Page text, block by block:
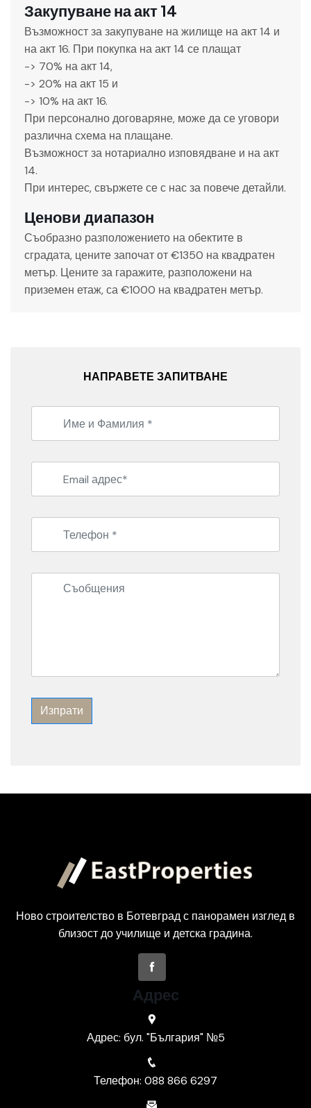
Закупуване на акт 14
Възможност за закупуване на жилище на акт 14 и
на акт 16. При покупка на акт 14 се плащат
-> 70% на акт 14,
-> 20% на акт 15 и
-> 10% на акт 16.
При персонално договаряне, може да се уговори
различна схема на плащане.
Възможност за нотариално изповядване и на акт
14.
При интерес, свържете се с нас за повече детайли.
Ценови диапазон
Съобразно разположението на обектите в
сградата, цените започат от €1350 на квадратен
метър. Цените за гаражите, разположени на
приземен етаж, са €1000 на квадратен метър.
НАПРАВЕТЕ ЗАПИТВАНЕ
Изпрати
Ново строителство в Ботевград с панорамен изглед в
близост до училище и детска градина.
Адрес
Адрес: бул. "България" №5
Телефон: 088 866 6297